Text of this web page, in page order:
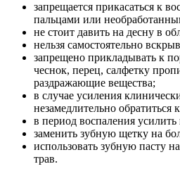
запрещается прикасаться к
пальцами или
не стоит давить на десну в
нельзя самостоятельно
запрещено прикладывать к
чеснок, перец, салфетку
раздражающие вещества;
в случае усиления
незамедлительно обратиться
в период воспаления
заменить зубную щетку на
использовать зубную пасту
трав.